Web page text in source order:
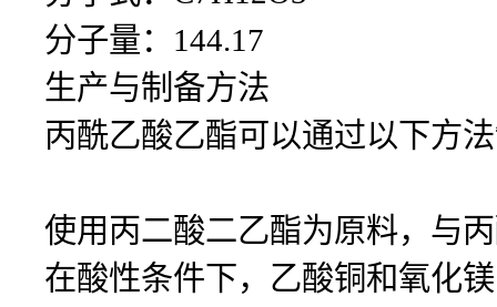
分子量：144.17
生产与制备方法
丙酰乙酸乙酯可以通过以下方
使用丙二酸二乙酯为原料，与
在酸性条件下，乙酸铜和氧化